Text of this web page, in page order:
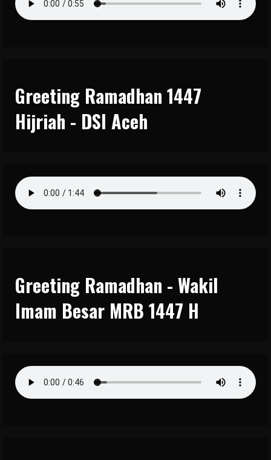
Greeting Ramadhan 1447
Hijriah - DSI Aceh
Greeting Ramadhan - Wakil
Imam Besar MRB 1447 H